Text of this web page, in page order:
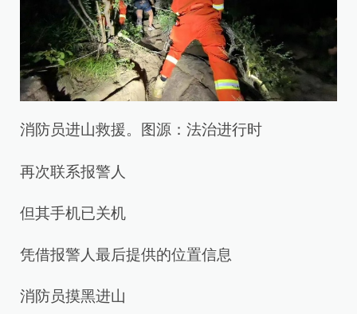
消防员进山救援。图源：法治进行时
再次联系报警人
但其手机已关机
凭借报警人最后提供的位置信息
消防员摸黑进山